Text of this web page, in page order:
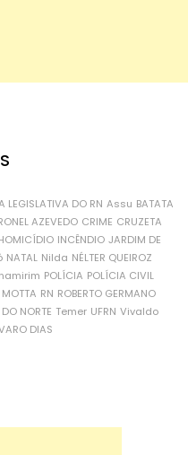
LEGISLATIVA DO RN Assu BATATA
AZEVEDO CRIME CRUZETA
INCÊNDIO JARDIM DE
NATAL Nilda NÉLTER QUEIROZ
POLÍCIA POLÍCIA CIVIL
MOTTA RN ROBERTO GERMANO
NORTE Temer UFRN Vivaldo
DIAS